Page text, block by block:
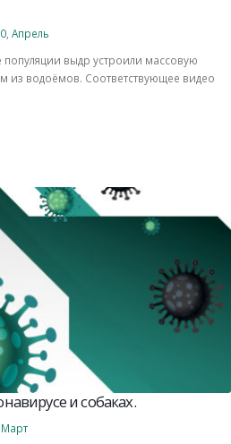
Апрель
выдр устроили массовую
из водоёмов. Соответствующее видео
и собаках.
Март